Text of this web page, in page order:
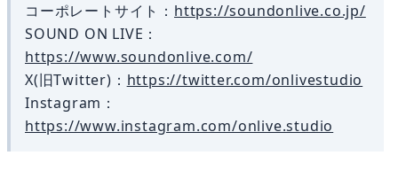
コーポレートサイト： https://soundonlive.co.jp/
SOUND ON LIVE：
https://www.soundonlive.com/
X(旧Twitter)： https://twitter.com/onlivestudio
Instagram：
https://www.instagram.com/onlive.studio